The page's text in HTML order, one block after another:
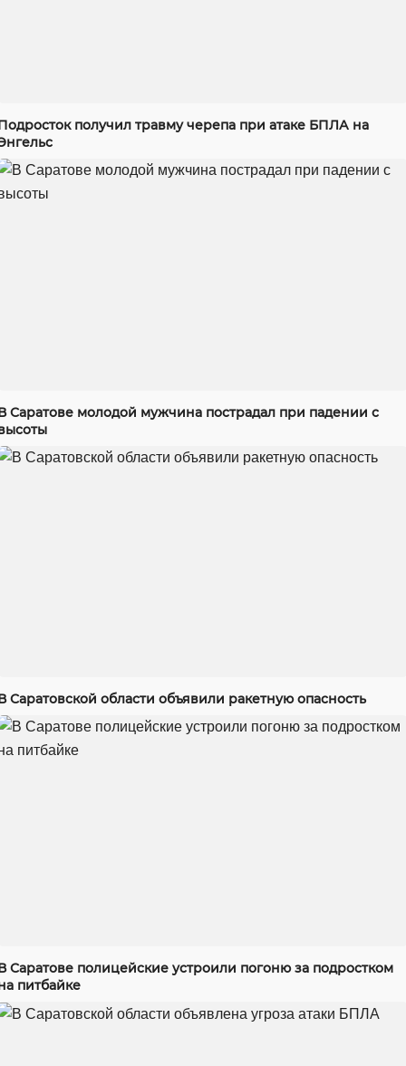
получил травму черепа при атаке БПЛА на
Саратове молодой мужчина пострадал при падении с
Саратовской области объявили ракетную опасность
Саратове полицейские устроили погоню за подростком
питбайке